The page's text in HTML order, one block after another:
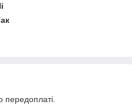
передоплаті.